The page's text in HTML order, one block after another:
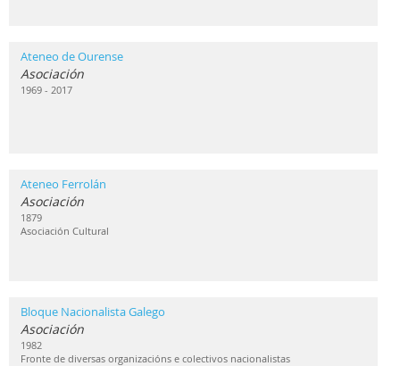
Ateneo de Ourense
Asociación
1969 - 2017
Ateneo Ferrolán
Asociación
1879
Asociación Cultural
Bloque Nacionalista Galego
Asociación
1982
Fronte de diversas organizacións e colectivos nacionalistas